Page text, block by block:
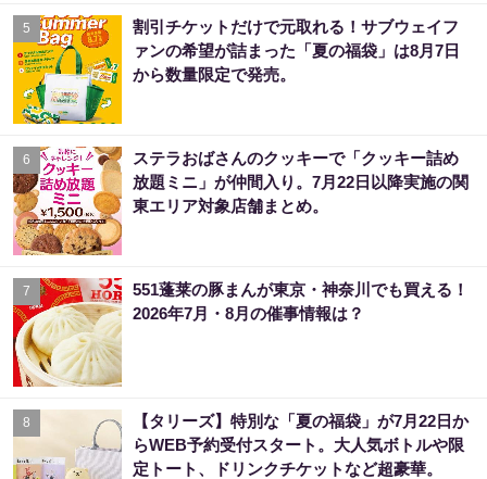
5
割引チケットだけで元取れる！サブウェイフ
ァンの希望が詰まった「夏の福袋」は8月7日
から数量限定で発売。
6
ステラおばさんのクッキーで「クッキー詰め
放題ミニ」が仲間入り。7月22日以降実施の関
東エリア対象店舗まとめ。
7
551蓬莱の豚まんが東京・神奈川でも買える！
2026年7月・8月の催事情報は？
8
【タリーズ】特別な「夏の福袋」が7月22日か
らWEB予約受付スタート。大人気ボトルや限
定トート、ドリンクチケットなど超豪華。